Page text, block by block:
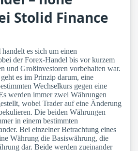
Stolid Finance
handelt es sich um einen
der Forex-Handel bis vor kurzem
und Großinvestoren vorbehalten war.
es im Prinzip darum, eine
Wechselkurs gegen eine
werden immer zwei Währungen
wobei Trader auf eine Änderung
Die beiden Währungen
in einem bestimmten
Bei einzelner Betrachtung eines
Währung die Basiswährung, die
dar. Beide werden zueinander